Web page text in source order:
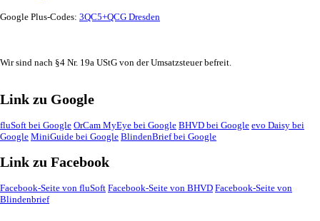
Google Plus-Codes: 3QC5+QCG Dresden
Wir sind nach §4 Nr. 19a UStG von der Umsatzsteuer befreit.
Link zu Google
fluSoft bei Google OrCam MyEye bei Google BHVD bei Google evo Daisy bei
Google MiniGuide bei Google BlindenBrief bei Google
Link zu Facebook
Facebook-Seite von fluSoft Facebook-Seite von BHVD Facebook-Seite von
Blindenbrief